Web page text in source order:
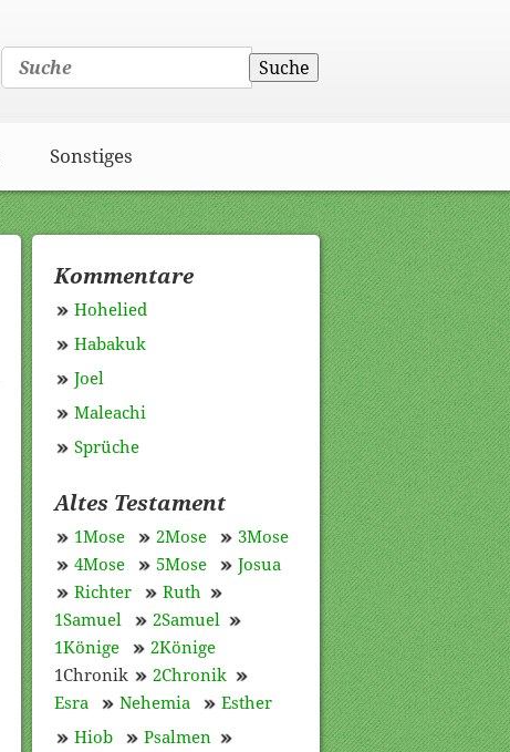
Suche
Sonstiges
Kommentare
Hohelied
Habakuk
Joel
Maleachi
Sprüche
Altes Testament
1Mose 2Mose
3Mose
4Mose
5Mose
Josua
Richter
Ruth
1Samuel
2Samuel
1Könige
2Könige
1Chronik
2Chronik
Esra
Nehemia
Esther
Hiob
Psalmen